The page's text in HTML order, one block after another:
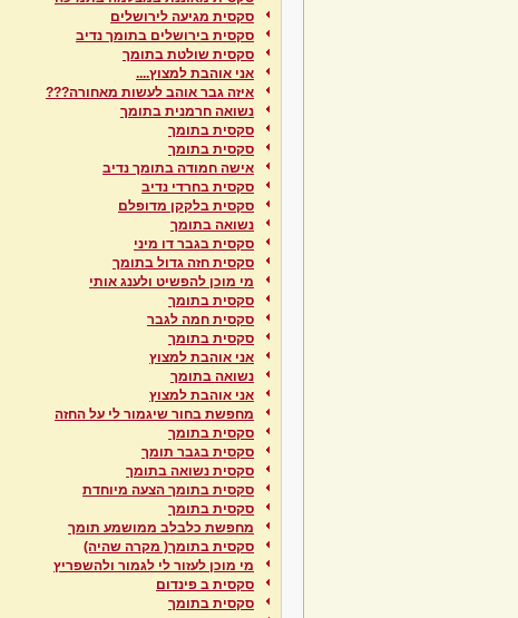
סקסית מגיעה לירושלים
סקסית בירושלים בתומך נדיב
סקסית שולטת בתומך
אני אוהבת למצוץ....
איזה גבר אוהב לעשות מאחורה???
נשואה חרמנית בתומך
סקסית בתומך
סקסית בתומך
אישה חמודה בתומך נדיב
סקסית בחרדי נדיב
סקסית בלקקן מדופלם
נשואה בתומך
סקסית בגבר דו מיני
סקסית חזה גדול בתומך
מי מוכן להפשיט ולענג אותי
סקסית בתומך
סקסית חמה לגבר
סקסית בתומך
אני אוהבת למצוץ
נשואה בתומך
אני אוהבת למצוץ
מחפשת בחור שיגמור לי על החזה
סקסית בתומך
סקסית בגבר תומך
סקסית נשואה בתומך
סקסית בתומך הצעה מיוחדת
סקסית בתומך
מחפשת כלבלב ממושמע תומך
סקסית בתומך( מקרה שהיה)
מי מוכן לעזור לי לגמור ולהשפריץ
סקסית ב פינדום
סקסית בתומך